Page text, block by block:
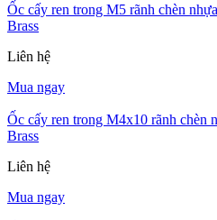
Ốc cấy ren trong M5 rãnh chèn
Brass
Liên hệ
Mua ngay
Ốc cấy ren trong M4x10 rãnh chèn
Brass
Liên hệ
Mua ngay